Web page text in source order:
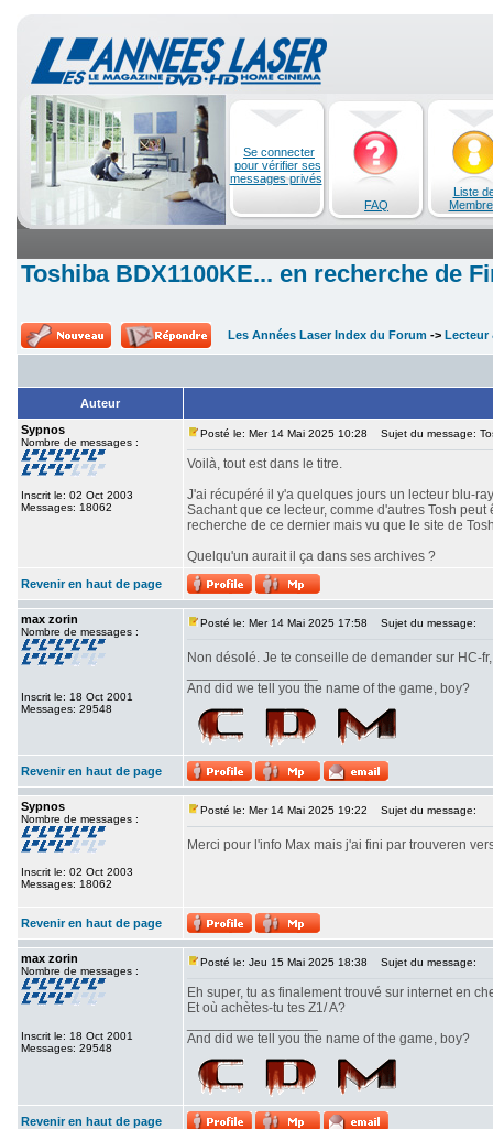
Se connecter
pour vérifier ses
messages privés
FAQ
Liste
Toshiba BDX1100KE... en recherche de
Les Années Laser Index du Forum -> Lecteur
Auteur
Sypnos
Nombre de messages :
Inscrit le: 02 Oct 2003
Messages: 18062
Posté le: Mer 14 Mai 2025 10:28 Sujet du message:
Voilà, tout est dans le titre.
J'ai récupéré il y'a quelques jours un lecteur blu-
Sachant que ce lecteur, comme d'autres Tosh
recherche de ce dernier mais vu que le site de
Quelqu'un aurait il ça dans ses archives ?
Revenir en haut de page
max zorin
Nombre de messages :
Inscrit le: 18 Oct 2001
Messages: 29548
Posté le: Mer 14 Mai 2025 17:58 Sujet du message:
Non désolé. Je te conseille de demander sur HC-
And did we tell you the name of the game, boy?
Revenir en haut de page
Sypnos
Nombre de messages :
Inscrit le: 02 Oct 2003
Messages: 18062
Posté le: Mer 14 Mai 2025 19:22 Sujet du message:
Merci pour l'info Max mais j'ai fini par trouveren
Revenir en haut de page
max zorin
Nombre de messages :
Inscrit le: 18 Oct 2001
Messages: 29548
Posté le: Jeu 15 Mai 2025 18:38 Sujet du message:
Eh super, tu as finalement trouvé sur internet en
Et où achètes-tu tes Z1/ A?
And did we tell you the name of the game, boy?
Revenir en haut de page